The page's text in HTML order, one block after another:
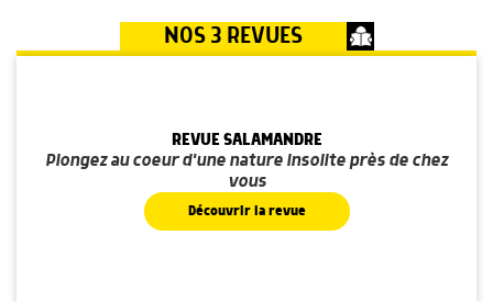
NOS 3 REVUES
REVUE SALAMANDRE
Plongez au coeur d'une nature insolite près de chez
vous
Découvrir la revue